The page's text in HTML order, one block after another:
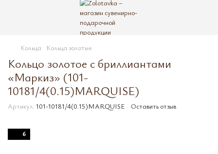
Кольца Кольца золотые
Кольцо золотое с бриллиантами
«Маркиз» (101-
10181/4(0.15)MARQUISE)
Артикул: 101-10181/4(0.15)MARQUISE Оставить отзыв
6